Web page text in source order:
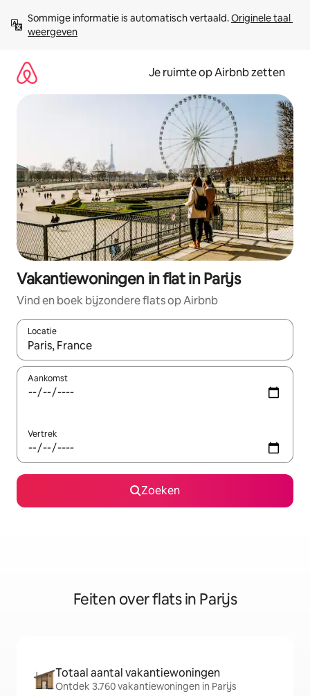
direct
naar
Sommige informatie is automatisch vertaald. Originele taal
weergeven
Je ruimte op Airbnb zetten
Vakantiewoningen in flat in Parijs
Vind en boek bijzondere flats op Airbnb
Locatie
Wanneer er suggesties beschikbaar zijn, maak je een keuze
Aankomst
Vertrek
Zoeken
Feiten over flats in Parijs
Totaal aantal vakantiewoningen
Ontdek 3.760 vakantiewoningen in Parijs